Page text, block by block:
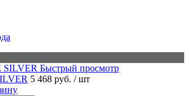
Быстрый просмотр
5 468 руб. / шт